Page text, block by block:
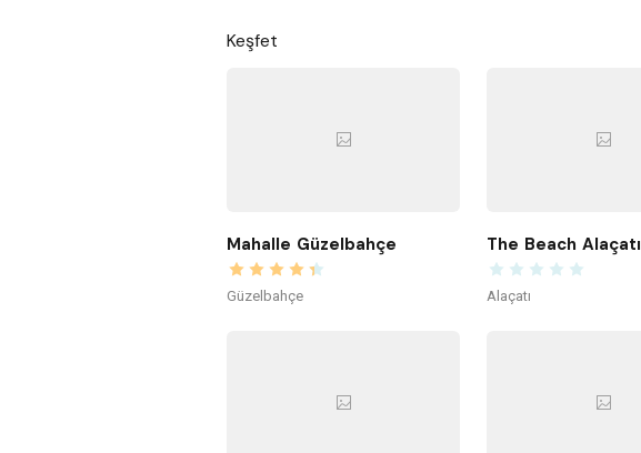
Keşfet
Mahalle Güzelbahçe
Güzelbahçe
The Beach Alaçatı
Alaçatı